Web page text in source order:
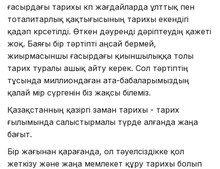
ғасырдағы тарихы көп жағ­дайларда ұлттық пен
тоталитарлық қақтығысының тарихы екендігі
қадап көрсетілді. Өткен дәуренді дәріптеудің қажеті
жоқ. Баяғы бір тәртіпті аңсай бермей,
жиырмасыншы ғасырдағы қиыншылыққа толы
тарих туралы ашық айту керек. Сол тәртіптің
тұсында миллиондаған ата-бабаларымыздың
қалай өмір сүргенін біз жақсы білеміз.
Қазақстанның қазіргі заман тарихы - тарих
ғылымында салыстырмалы түрде алғанда жаңа
бағыт.
Бір жағынан қарағанда, ол тәуел­сіздікке қол
жеткізу және жаңа мемлекет құру тарихы болып